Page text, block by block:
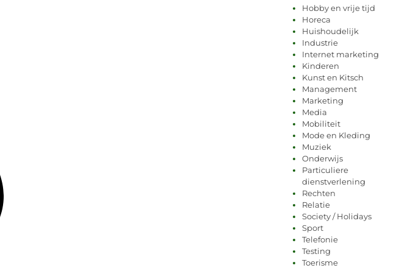
Hobby en vrije tijd
Horeca
Huishoudelijk
Industrie
Internet marketing
Kinderen
Kunst en Kitsch
Management
Marketing
Media
Mobiliteit
Mode en Kleding
Muziek
Onderwijs
Particuliere
dienstverlening
Rechten
Relatie
Society / Holidays
Sport
Telefonie
Testing
Toerisme